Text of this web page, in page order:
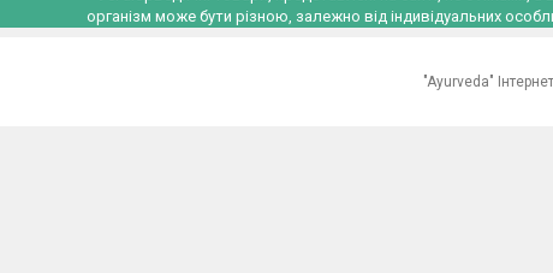
організм може бути різною, залежно від індивідуальних